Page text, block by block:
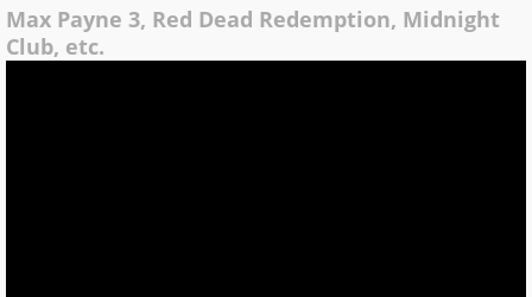
Max Payne 3, Red Dead Redemption, Midnight
Club, etc.